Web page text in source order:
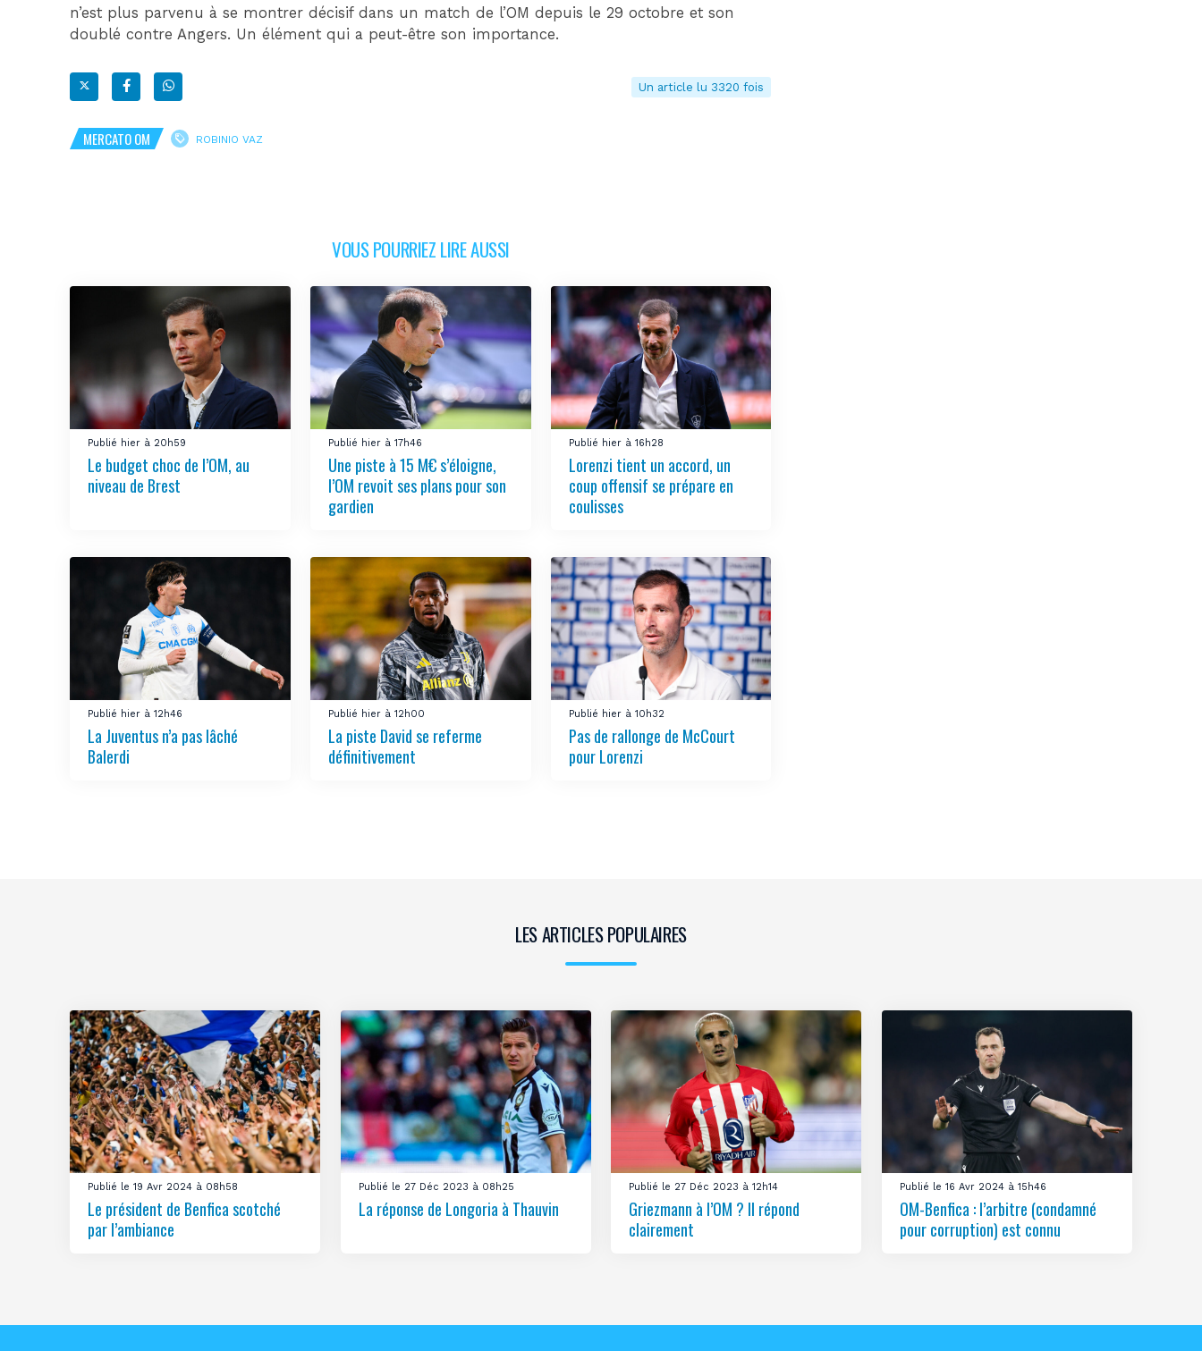
n’est plus parvenu à se montrer décisif dans un match de l’OM depuis le 29 octobre et son
doublé contre Angers. Un élément qui a peut-être son importance.
Un article lu 3320 fois
MERCATO OM ROBINIO VAZ
VOUS POURRIEZ LIRE AUSSI
Publié hier à 20h59
Le budget choc de l’OM, au
niveau de Brest
Publié hier à 17h46
Une piste à 15 M€ s’éloigne,
l’OM revoit ses plans pour son
gardien
Publié hier à 16h28
Lorenzi tient un accord, un
coup offensif se prépare en
coulisses
Publié hier à 12h46
La Juventus n’a pas lâché
Balerdi
Publié hier à 12h00
La piste David se referme
définitivement
Publié hier à 10h32
Pas de rallonge de McCourt
pour Lorenzi
LES ARTICLES POPULAIRES
Publié le 19 Avr 2024 à 08h58
Le président de Benfica scotché
par l’ambiance
Publié le 27 Déc 2023 à 08h25
La réponse de Longoria à Thauvin
Publié le 27 Déc 2023 à 12h14
Griezmann à l’OM ? Il répond
clairement
Publié le 16 Avr 2024 à 15h46
OM-Benfica : l’arbitre (condamné
pour corruption) est connu